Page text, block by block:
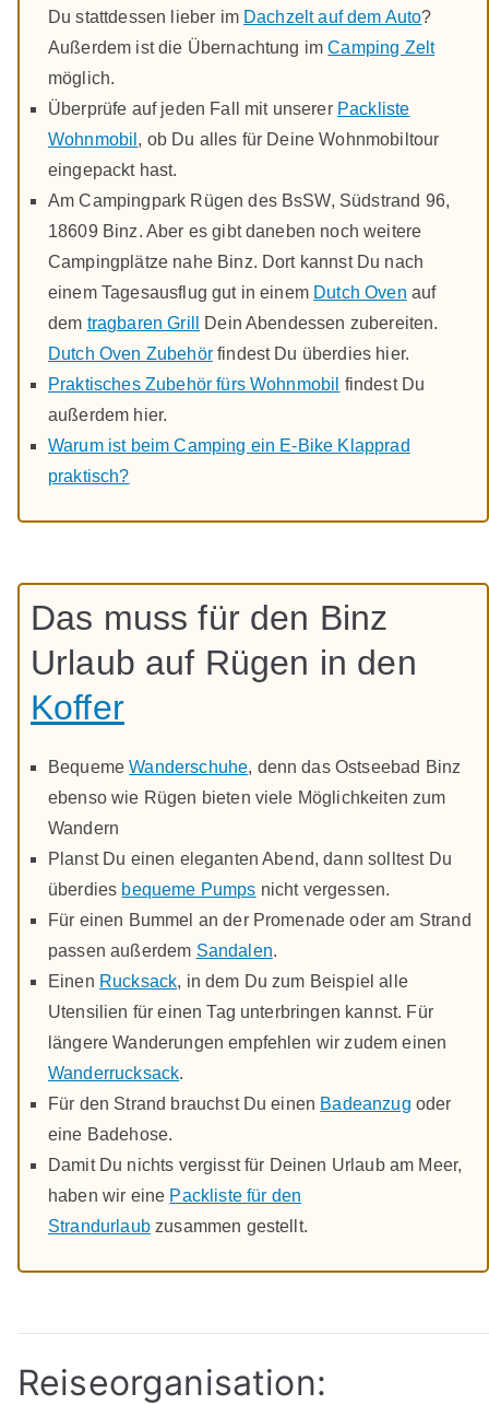
Du stattdessen lieber im Dachzelt auf dem Auto?
Außerdem ist die Übernachtung imCamping Zelt
möglich.
Überprüfe auf jeden Fall mit unserer Packliste
Wohnmobil , ob Du alles für Deine Wohnmobiltour
eingepackt hast.
Am Campingpark Rügen des BsSW, Südstrand 96,
18609 Binz. Aber es gibt daneben noch weitere
Campingplätze nahe Binz. Dort kannst Du nach
einem Tagesausflug gut in einem Dutch Oven auf
dem tragbaren Grill
Dein Abendessen zubereiten.
Dutch Oven Zubehörfindest Du überdies hier.
Praktisches Zubehör fürs Wohnmobil findest Du
außerdem hier.
Warum ist beim Camping ein E-Bike Klapprad
praktisch?
Das muss für den Binz
Urlaub auf Rügen in den
Koffer
BequemeWanderschuhe, denn das Ostseebad Binz
ebenso wie Rügen bieten viele Möglichkeiten zum
Wandern
Planst Du einen eleganten Abend, dann solltest Du
überdies bequeme Pumps nicht vergessen.
Für einen Bummel an der Promenade oder am Strand
passen außerdem Sandalen.
Einen Rucksack, in dem Du zum Beispiel alle
Utensilien für einen Tag unterbringen kannst. Für
längere Wanderungen empfehlen wir zudem einen
Wanderrucksack.
Für den Strand brauchst Du einen Badeanzug oder
eine Badehose.
Damit Du nichts vergisst für Deinen Urlaub am Meer,
haben wir eine Packliste für den
Strandurlaubzusammen gestellt.
Reiseorganisation: